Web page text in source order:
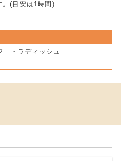
。(目安は1時間)
・ラディッシュ